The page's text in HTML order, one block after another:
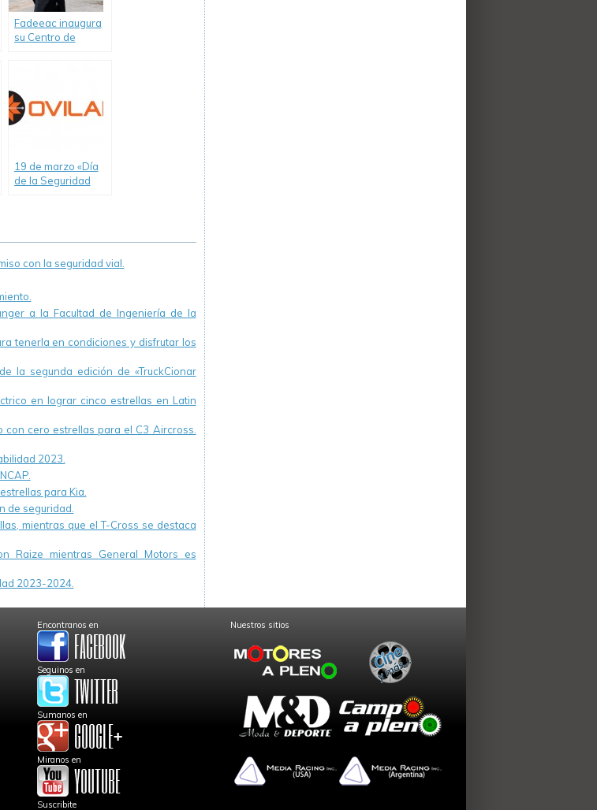
Fadeeac inaugura
su Centro de
19 de marzo «Día
de la Seguridad
con la seguridad vial.
a la Facultad de Ingeniería de la
tenerla en condiciones y disfrutar los
la segunda edición de «TruckCionar
en lograr cinco estrellas en Latin
con cero estrellas para el C3 Aircross.
2023.
para Kia.
de seguridad.
mientras que el T-Cross se destaca
Raize mientras General Motors es
2023-2024.
Encontranos en
Seguinos en
Sumanos en
Miranos en
Suscribite
Nuestros sitios